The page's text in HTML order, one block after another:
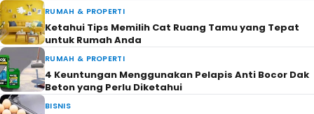
RUMAH & PROPERTI
Ketahui Tips Memilih Cat Ruang Tamu yang Tepat
untuk Rumah Anda
RUMAH & PROPERTI
4 Keuntungan Menggunakan Pelapis Anti Bocor Dak
Beton yang Perlu Diketahui
BISNIS